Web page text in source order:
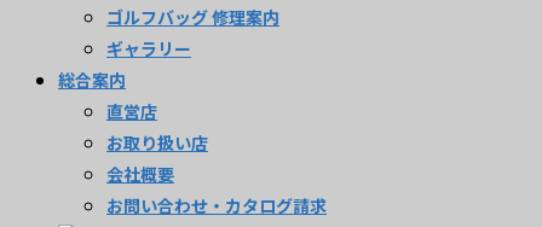
ゴルフバッグ 修理案内
ギャラリー
総合案内
直営店
お取り扱い店
会社概要
お問い合わせ・カタログ請求